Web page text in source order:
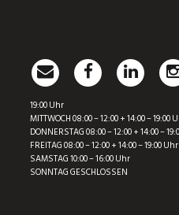
19:00 Uhr
MITTWOCH 08:00 – 12:00 + 14:00 – 19:00
DONNERSTAG 08:00 – 12:00 + 14:00 –
FREITAG 08:00 – 12:00 + 14:00 – 19:00 Uhr
SAMSTAG 10:00 – 16:00 Uhr
SONNTAG GESCHLOSSEN